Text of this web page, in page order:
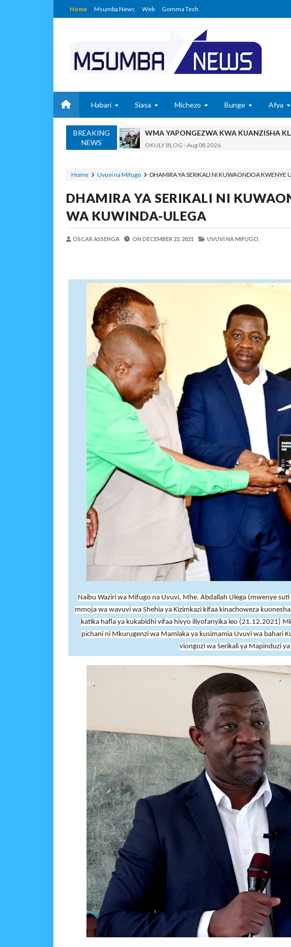
Home Msumba News Web Gomma Tech
Habari Siasa Michezo Bunge Afya
BREAKING
NEWS
WMA YAPONGEZWA KWA KUANZISHA
OKULY BLOG -Aug 08 2026
MSUMBA-Aug 08 2026
Alex Sonna-Aug 08 2026
WMA YAPONGEZWA KWA KUANZISHA
PROF. SHEMDOE AHAIDI TAMISEMI
TPDC YARIDHISHWA NA MAENDELEO
OSCAR ASSENGA
MKAKATI WA SERIKALI KUONGEZA THAMANI YA
Alex Sonna-Aug 07 2026
MRADI WA KITUO CHA KUONGEZA
MSUMBA
MGALU APONGEZA HATUA ZA SERIKALI
MSUMBA Aug 08 2026
Home Uvuvi na Mifugo DHAMIRA YA SERIKALI NI KUWAONDOA KWENYE
DHAMIRA YA SERIKALI NI
WA KUWINDA-ULEGA
OSCAR ASSENGA ON DECEMBER 22, 2021 UVUVI NA MIFUGO,
Naibu Waziri wa Mifugo na Uvuvi, Mhe. Abdallah Ulega (mwenye
mmoja wa wavuvi wa Shehia ya Kizimkazi kifaa kinachoweza
katika hafla ya kukabidhi vifaa hivyo iliyofanyika leo (21.12.2021)
pichani ni Mkurugenzi wa Mamlaka ya kusimamia Uvuvi wa bahari
viongozi wa Serikali ya Mapinduzi ya